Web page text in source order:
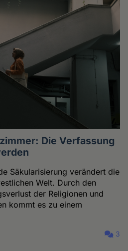
Die Verfassung
Säkularisierung verändert die
Welt. Durch den
der Religionen und
kommt es zu einem
3